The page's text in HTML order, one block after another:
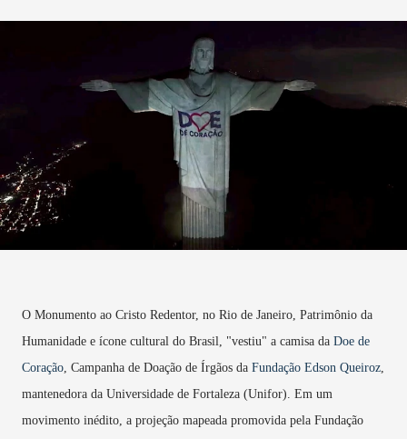
O Monumento ao Cristo Redentor, no Rio de Janeiro, Patrimônio da
Humanidade e ícone cultural do Brasil, "vestiu" a camisa da Doe de
Coração, Campanha de Doação de Írgãos da Fundação Edson Queiroz,
mantenedora da Universidade de Fortaleza (Unifor). Em um
movimento inédito, a projeção mapeada promovida pela Fundação